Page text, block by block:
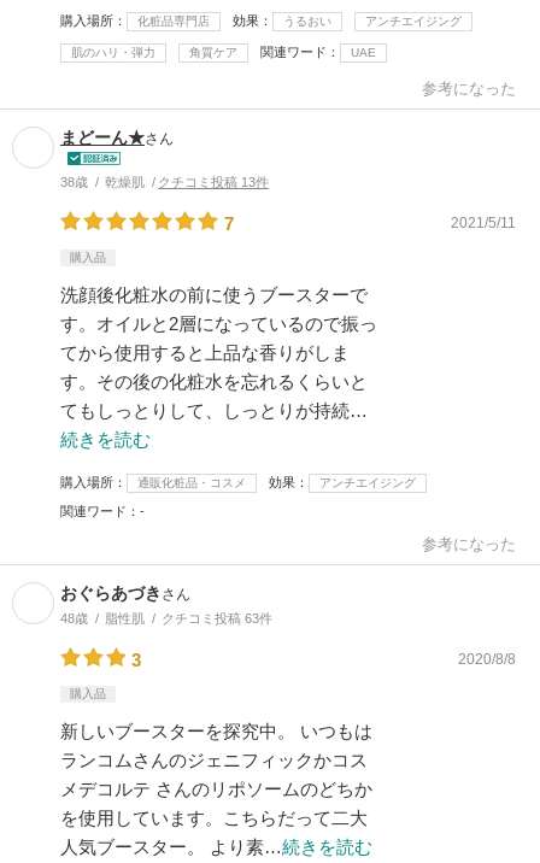
購入場所 化粧品専門店 効果 うるおい アンチエイジング
肌のハリ・弾力 角質ケア 関連ワード UAE
参考になった
まどーん★さん
38歳 乾燥肌 クチコミ投稿 13件
7 2021/5/11
購入品
洗顔後化粧水の前に使うブースターで
す。オイルと2層になっているので振っ
てから使用すると上品な香りがしま
す。その後の化粧水を忘れるくらいと
てもしっとりして、しっとりが持続…
続きを読む
購入場所 通販化粧品・コスメ 効果 アンチエイジング
関連ワード -
参考になった
おぐらあづき さん
48歳 脂性肌 クチコミ投稿 63件
3 2020/8/8
購入品
新しいブースターを探究中。 いつもは
ランコムさんのジェニフィックかコス
メデコルテ さんのリポソームのどちか
を使用しています。こちらだって二大
人気ブースター。 より素…続きを読む